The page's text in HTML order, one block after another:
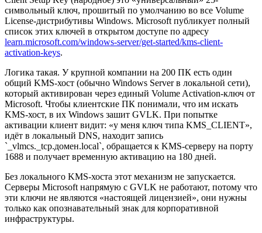
символьный ключ, прошитый по умолчанию во все Volume
License-дистрибутивы Windows. Microsoft публикует полный
список этих ключей в открытом доступе по адресу
learn.microsoft.com/windows-server/get-started/kms-client-
activation-keys.
Логика такая. У крупной компании на 200 ПК есть один
общий KMS-хост (обычно Windows Server в локальной сети),
который активирован через единый Volume Activation-ключ от
Microsoft. Чтобы клиентские ПК понимали, что им искать
KMS-хост, в их Windows зашит GVLK. При попытке
активации клиент видит: «у меня ключ типа KMS_CLIENT»,
идёт в локальный DNS, находит запись
`_vlmcs._tcp.домен.local`, обращается к KMS-серверу на порту
1688 и получает временную активацию на 180 дней.
Без локального KMS-хоста этот механизм не запускается.
Серверы Microsoft напрямую с GVLK не работают, потому что
эти ключи не являются «настоящей лицензией», они нужны
только как опознавательный знак для корпоративной
инфраструктуры.